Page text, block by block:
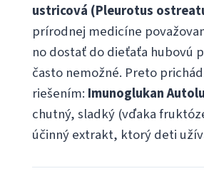
ustricová (Pleurotus
prírodnej medicíne
no dostať do dieťaťa hubovú
často nemožné. Preto
riešením: Imunoglukan
chutný, sladký (vďaka
účinný extrakt, ktorý deti